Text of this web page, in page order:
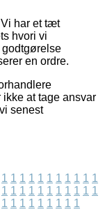
Vi har et tæt
hvori vi
godtgørelse
en ordre.
at tage ansvar
senest
1 1 1 1 1 1 1 1 1 1 1
1 1 1 1 1 1 1 1 1 1 1
1 1 1 1 1 1 1 1 1